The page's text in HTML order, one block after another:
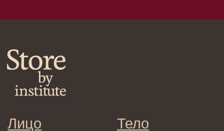
Согласие на обработку
персональных данных
Политика
конфиденциальности
Договор оферта
Реквизиты и контакты
E-mail